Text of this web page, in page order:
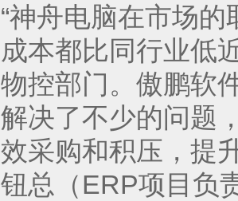
“神舟电脑在市场
成本都比同行业低
物控部门。傲鹏软
解决了不少的问题
效采购和积压，提
钮总（ERP项目负